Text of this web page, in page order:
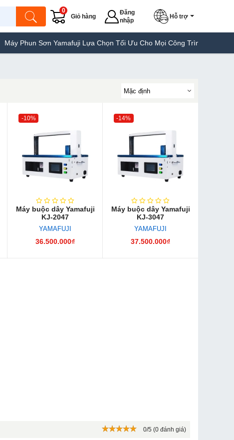
Giỏ hàng
0
Đăng
nhập
Hỗ trợ
Yamafuji Lựa Chọn Tối Ưu Cho Mọi Công Trình Máy Hàn Túi
-10%
Máy buộc dây Yamafuji
KJ-2047
YAMAFUJI
36.500.000₫
-14%
Máy buộc dây Yamafuji
KJ-3047
YAMAFUJI
37.500.000₫
0/5 (0 đánh giá)